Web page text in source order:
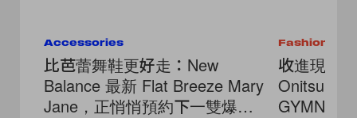
Accessories
比芭蕾舞鞋更好走：New
Balance 最新 Flat Breeze Mary
Jane，正悄悄預約下一雙爆
Fashion
收進現代
Onitsuka